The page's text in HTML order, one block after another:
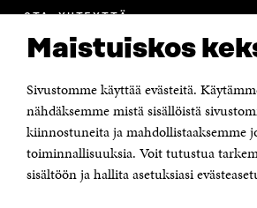
Maistuiskos
Sivustomme käyttää evästeitä.
nähdäksemme mistä sisällöistä
kiinnostuneita ja mahdollistaaksemme
toiminnallisuuksia. Voit tutustua
sisältöön ja hallita asetuksiasi
OTA YHTEYTTÄ
Itämerenkatu 11-13, PL 160,
00181 Helsinki
Puhelin +358 294 618 991
Sähköpostiosoite
Saapumisohjeet
Y-tunnus 0202132-3